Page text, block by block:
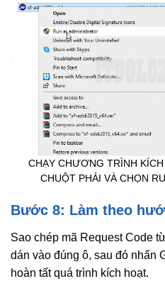
CHẠY CHƯƠNG TRÌNH
CHUỘT PHẢI VÀ CHỌN
Bước 8: Làm theo
Sao chép mã Request Code
dán vào đúng ô, sau đó nhấn
hoàn tất quá trình kích hoạt.